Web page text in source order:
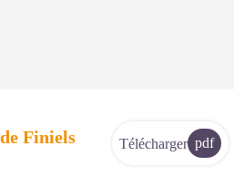
Finiels Télécharger pdf